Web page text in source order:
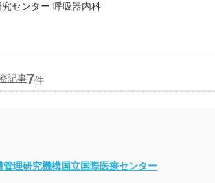
国立国際医療研究センター 呼吸器内科
記事7件
管理研究機構国立国際医療センター